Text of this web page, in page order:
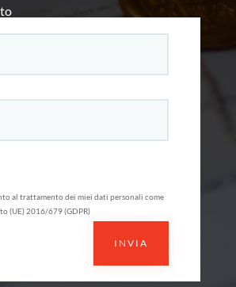
al trattamento dei miei dati personali come
(UE) 2016/679 (GDPR)
INVIA